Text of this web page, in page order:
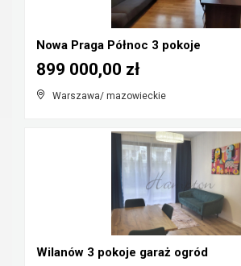
Nowa Praga Północ 3 pokoje
Warszawa/ mazowieckie
899 000,00 zł
Wilanów 3 pokoje garaż ogród